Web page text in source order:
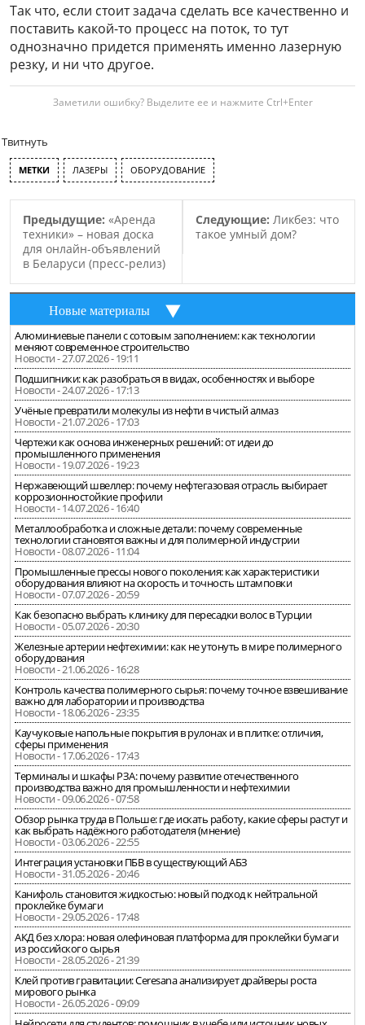
Так что, если стоит задача сделать все качественно и
поставить какой-то процесс на поток, то тут
однозначно придется применять именно лазерную
резку, и ни что другое.
Заметили ошибку? Выделите ее и нажмите Ctrl+Enter
Твитнуть
МЕТКИ ЛАЗЕРЫ ОБОРУДОВАНИЕ
Предыдущие: «Аренда
техники» – новая доска
для онлайн-объявлений
в Беларуси (пресс-релиз)
Следующие: Ликбез: что
такое умный дом?
Новые материалы
Алюминиевые панели с сотовым заполнением: как технологии
меняют современное строительство
Новости - 27.07.2026 - 19:11
Подшипники: как разобраться в видах, особенностях и выборе
Новости - 24.07.2026 - 17:13
Учёные превратили молекулы из нефти в чистый алмаз
Новости - 21.07.2026 - 17:03
Чертежи как основа инженерных решений: от идеи до
промышленного применения
Новости - 19.07.2026 - 19:23
Нержавеющий швеллер: почему нефтегазовая отрасль выбирает
коррозионностойкие профили
Новости - 14.07.2026 - 16:40
Металлообработка и сложные детали: почему современные
технологии становятся важны и для полимерной индустрии
Новости - 08.07.2026 - 11:04
Промышленные прессы нового поколения: как характеристики
оборудования влияют на скорость и точность штамповки
Новости - 07.07.2026 - 20:59
Как безопасно выбрать клинику для пересадки волос в Турции
Новости - 05.07.2026 - 20:30
Железные артерии нефтехимии: как не утонуть в мире полимерного
оборудования
Новости - 21.06.2026 - 16:28
Контроль качества полимерного сырья: почему точное взвешивание
важно для лаборатории и производства
Новости - 18.06.2026 - 23:35
Каучуковые напольные покрытия в рулонах и в плитке: отличия,
сферы применения
Новости - 17.06.2026 - 17:43
Терминалы и шкафы РЗА: почему развитие отечественного
производства важно для промышленности и нефтехимии
Новости - 09.06.2026 - 07:58
Обзор рынка труда в Польше: где искать работу, какие сферы растут и
как выбрать надёжного работодателя (мнение)
Новости - 03.06.2026 - 22:55
Интеграция установки ПБВ в существующий АБЗ
Новости - 31.05.2026 - 20:46
Канифоль становится жидкостью: новый подход к нейтральной
проклейке бумаги
Новости - 29.05.2026 - 17:48
АКД без хлора: новая олефиновая платформа для проклейки бумаги
из российского сырья
Новости - 28.05.2026 - 21:39
Клей против гравитации: Ceresana анализирует драйверы роста
мирового рынка
Новости - 26.05.2026 - 09:09